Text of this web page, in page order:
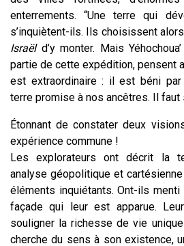
enterrements. “Une terre qui
s’inquiètent-ils. Ils choisissent
Israëld’y monter. Mais
partie de cette expédition, pensent
est extraordinaire : il est béni
terre promise à nos ancêtres. Il faut
Étonnant de constater deux
expérience commune !
Les explorateurs ont décrit la
analyse géopolitique et
éléments inquiétants. Ont-ils menti
façade qui leur est apparue.
souligner la richesse de vie
cherche du sens à son existence,